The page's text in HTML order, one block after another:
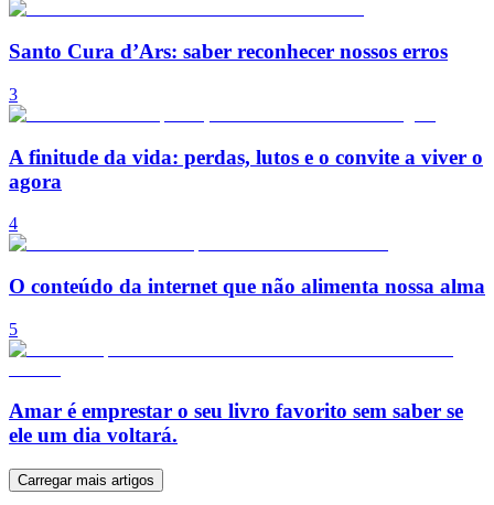
Santo Cura d’Ars: saber reconhecer nossos erros
3
A finitude da vida: perdas, lutos e o convite a viver o
agora
4
O conteúdo da internet que não alimenta nossa alma
5
Amar é emprestar o seu livro favorito sem saber se
ele um dia voltará.
Carregar mais artigos